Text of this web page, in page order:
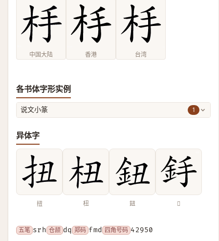
中国大陆 香港 台湾
各书体字形实例
说文小篆 1
异体字
扭 杻 鈕 𨥋
五笔 srh 仓颉 dq 郑码 fmd 四角号码 42950